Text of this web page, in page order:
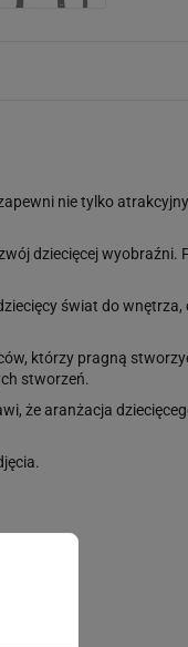
nie tylko
dziecięcej
świat do wnętrza,
którzy pragną
stworzeń.
że aranżacja